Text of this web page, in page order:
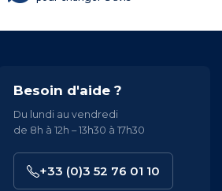
Besoin d'aide ?
Du lundi au vendredi
de 8h à 12h – 13h30 à 17h30
+33 (0)3 52 76 01 10